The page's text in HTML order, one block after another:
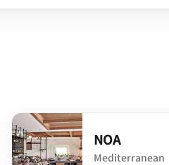
NOA
Mediterranean